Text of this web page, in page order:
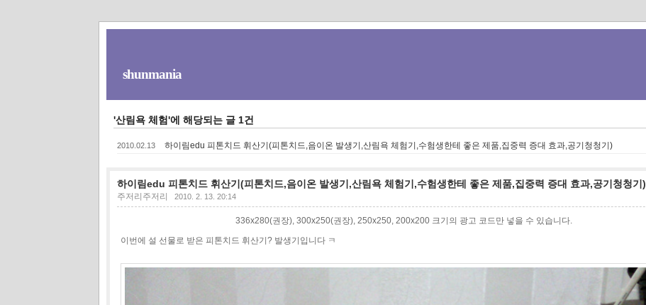
shunmania
'산림욕 체험'에 해당되는 글 1건
2010.02.13 하이림edu 피톤치드 휘산기(피톤치드,음이온 발생기,산림욕 체험기,수험생한테 좋은 제품,집중력 증대 효과,공기청청기)
하이림edu 피톤치드 휘산기(피톤치드,음이온 발생기,산림욕 체험기,수험생한테 좋은 제품,집중력 증대 효과,공기청청기)
주저리주저리 2010. 2. 13. 20:14
336x280(권장), 300x250(권장), 250x250, 200x200 크기의 광고 코드만 넣을 수 있습니다.
이번에 설 선물로 받은 피톤치드 휘산기? 발생기입니다 ㅋ